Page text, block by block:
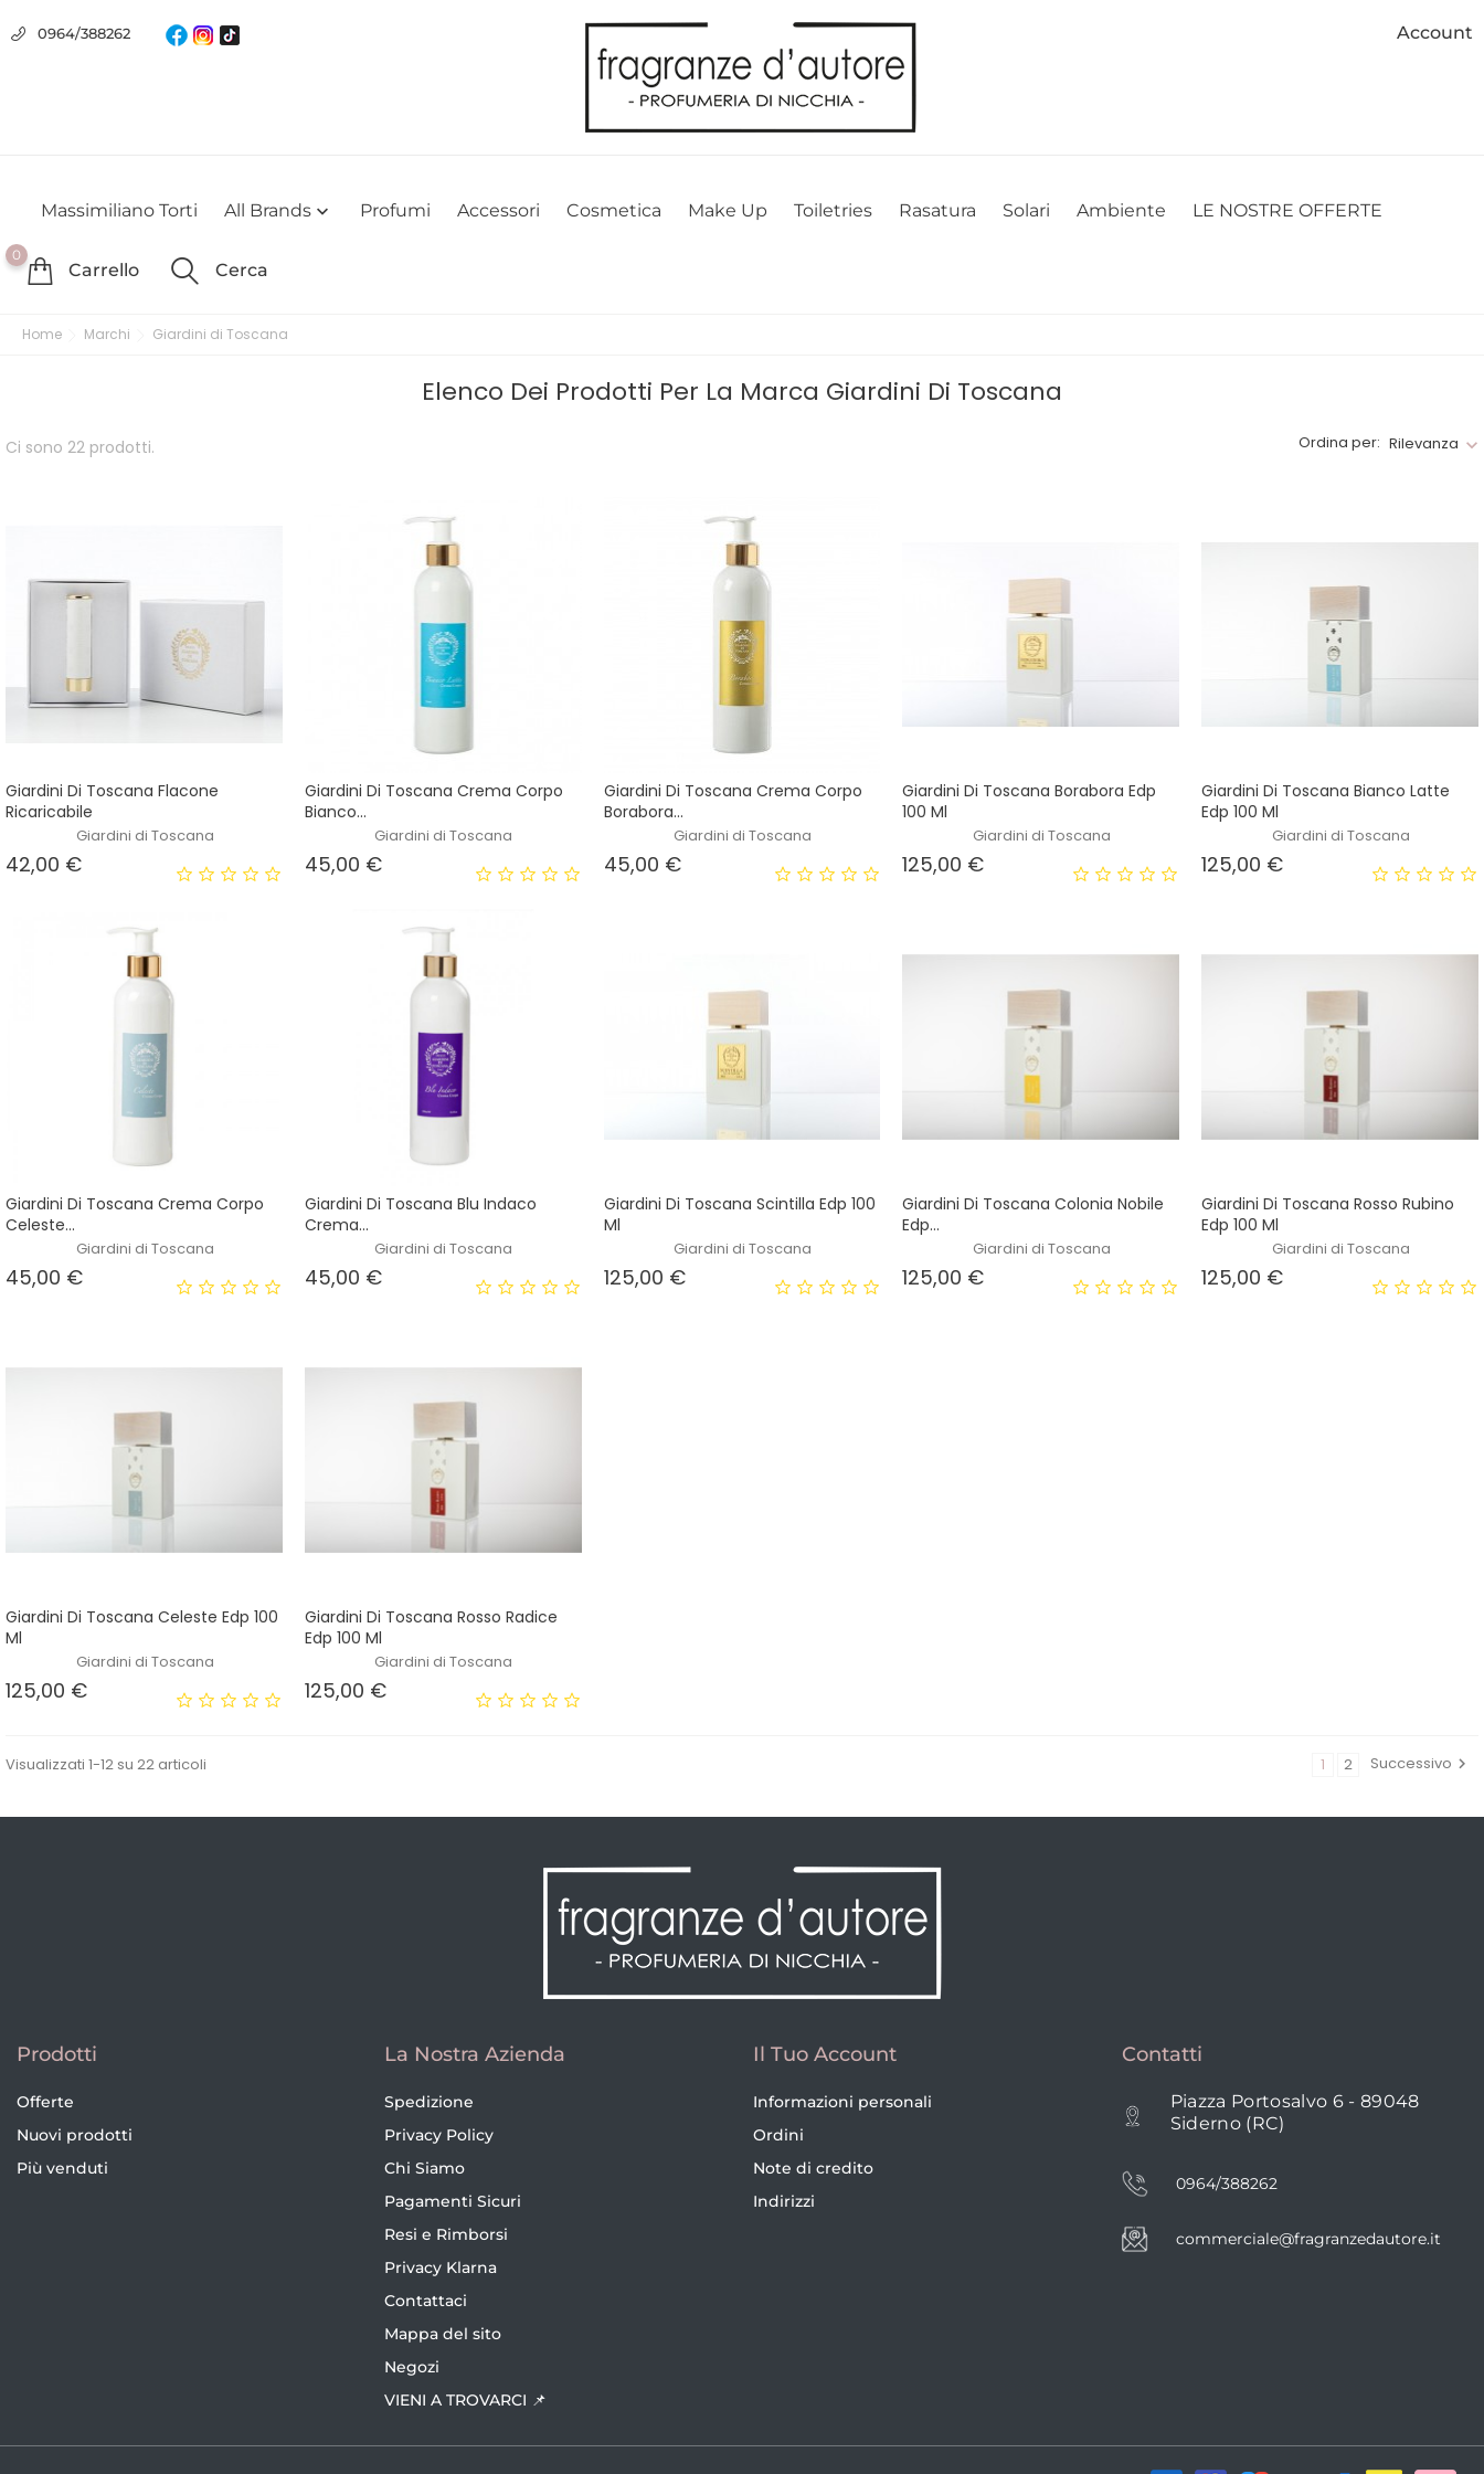
Usiamo i cookie
Utilizziamo i cookie per offrirti la migliore esperienza possibile sul nostro sito web. Cliccando su OK, acconsenti alla nostra politica sui cookie. Se desideri modificare le tue preferenze sui cookie, puoi
0964/388262 Account
Massimiliano Torti All Brands  Profumi Accessori Cosmetica Make Up Toiletries Rasatura Solari Ambiente LE NOSTRE OFFERTE
0
Carrello Cerca
Home Marchi Giardini di Toscana
Elenco Dei Prodotti Per La Marca Giardini Di Toscana
Ci sono 22 prodotti. Ordina per: Rilevanza
Giardini Di Toscana Flacone
Ricaricabile
Giardini di Toscana
42,00 €Prezzo
Giardini Di Toscana Crema Corpo
Bianco...
Giardini di Toscana
45,00 €Prezzo
Giardini Di Toscana Crema Corpo
Borabora...
Giardini di Toscana
45,00 €Prezzo
Giardini Di Toscana Borabora Edp
100 Ml
Giardini di Toscana
125,00 €Prezzo
Giardini Di Toscana Bianco Latte
Edp 100 Ml
Giardini di Toscana
125,00 €Prezzo
Giardini Di Toscana Crema Corpo
Celeste...
Giardini di Toscana
45,00 €Prezzo
Giardini Di Toscana Blu Indaco
Crema...
Giardini di Toscana
45,00 €Prezzo
Giardini Di Toscana Scintilla Edp 100
Ml
Giardini di Toscana
125,00 €Prezzo
Giardini Di Toscana Colonia Nobile
Edp...
Giardini di Toscana
125,00 €Prezzo
Giardini Di Toscana Rosso Rubino
Edp 100 Ml
Giardini di Toscana
125,00 €Prezzo
Giardini Di Toscana Celeste Edp 100
Ml
Giardini di Toscana
125,00 €Prezzo
Giardini Di Toscana Rosso Radice
Edp 100 Ml
Giardini di Toscana
125,00 €Prezzo
Visualizzati 1-12 su 22 articoli 1 2 Successivo 
Prodotti
Offerte
Nuovi prodotti
Più venduti
La Nostra Azienda
Spedizione
Privacy Policy
Chi Siamo
Pagamenti Sicuri
Resi e Rimborsi
Privacy Klarna
Contattaci
Mappa del sito
Negozi
VIENI A TROVARCI 📌
Il Tuo Account
Informazioni personali
Ordini
Note di credito
Indirizzi
Contatti
Piazza Portosalvo 6 - 89048
Siderno (RC)
0964/388262
commerciale@fragranzedautore.it